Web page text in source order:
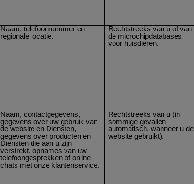
Naam, telefoonnummer en
regionale locatie.
Rechtstreeks van u of van
de microchipdatabases
voor huisdieren.
Naam, contactgegevens,
gegevens over uw gebruik van
de website en Diensten,
gegevens over producten en
Diensten die aan u zijn
verstrekt, opnames van uw
telefoongesprekken of online
chats met onze klantenservice.
Rechtstreeks van u (in
sommige gevallen
automatisch, wanneer u de
website gebruikt).